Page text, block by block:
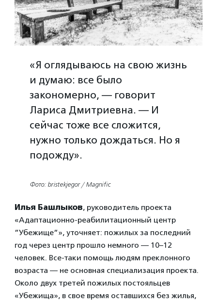
«Я оглядываюсь на свою жизнь
и думаю: все было
закономерно, — говорит
Лариса Дмитриевна. — И
сейчас тоже все сложится,
нужно только дождаться. Но я
подожду».
Фото: bristekjegor / Magnific
Илья Башлыков, руководитель проекта
«Адаптационно-реабилитационный центр
”Убежище”», уточняет: пожилых за последний
год через центр прошло немного — 10–12
человек. Все-таки помощь людям преклонного
возраста — не основная специализация проекта.
Около двух третей пожилых постояльцев
«Убежища», в свое время оставшихся без жилья,